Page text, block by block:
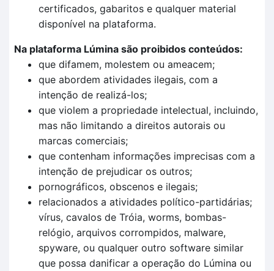
certificados, gabaritos e qualquer material
disponível na plataforma.
Na plataforma Lúmina são proibidos conteúdos:
que difamem, molestem ou ameacem;
que abordem atividades ilegais, com a
intenção de realizá-los;
que violem a propriedade intelectual, incluindo,
mas não limitando a direitos autorais ou
marcas comerciais;
que contenham informações imprecisas com a
intenção de prejudicar os outros;
pornográficos, obscenos e ilegais;
relacionados a atividades político-partidárias;
vírus, cavalos de Tróia, worms, bombas-
relógio, arquivos corrompidos, malware,
spyware, ou qualquer outro software similar
que possa danificar a operação do Lúmina ou